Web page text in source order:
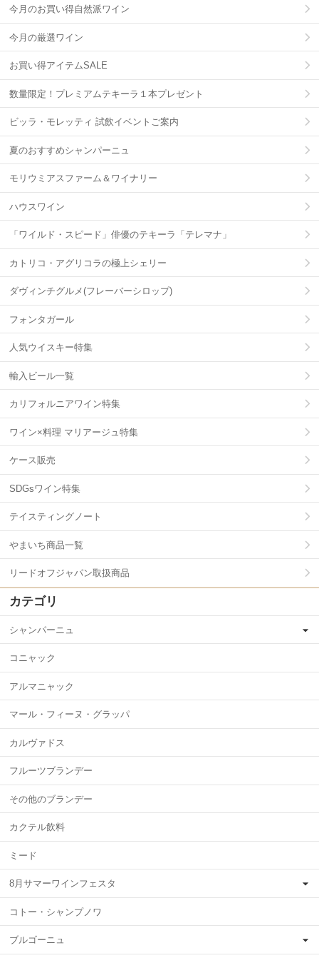
今月のお買い得自然派ワイン
今月の厳選ワイン
お買い得アイテムSALE
数量限定！プレミアムテキーラ１本プレゼント
ビッラ・モレッティ 試飲イベントご案内
夏のおすすめシャンパーニュ
モリウミアスファーム＆ワイナリー
ハウスワイン
「ワイルド・スピード」俳優のテキーラ「テレマナ」
カトリコ・アグリコラの極上シェリー
ダヴィンチグルメ(フレーバーシロップ)
フォンタガール
人気ウイスキー特集
輸入ビール一覧
カリフォルニアワイン特集
ワイン×料理 マリアージュ特集
ケース販売
SDGsワイン特集
テイスティングノート
やまいち商品一覧
リードオフジャパン取扱商品
カテゴリ
シャンパーニュ
コニャック
アルマニャック
マール・フィーヌ・グラッパ
カルヴァドス
フルーツブランデー
その他のブランデー
カクテル飲料
ミード
8月サマーワインフェスタ
コトー・シャンプノワ
ブルゴーニュ